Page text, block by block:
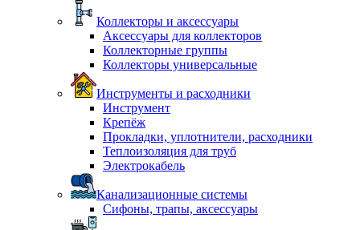
Коллекторы и аксессуары
Аксессуары для коллекторов
Коллекторные группы
Коллекторы универсальные
Инструменты и расходники
Инструмент
Крепёж
Прокладки, уплотнители, расходники
Теплоизоляция для труб
Электрокабель
Канализационные системы
Сифоны, трапы, аксессуары